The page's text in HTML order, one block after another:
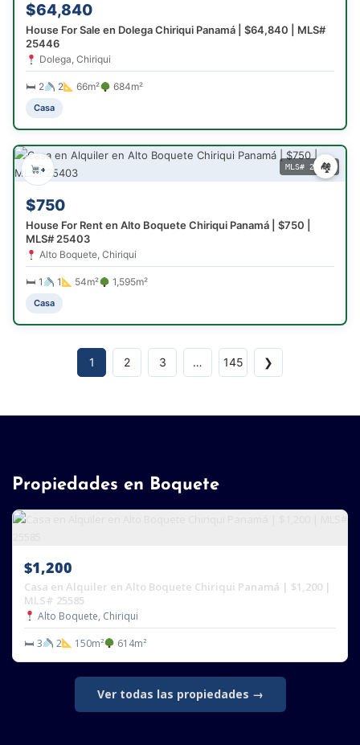
$64,840
House For Sale en Dolega Chiriqui Panamá | $64,840 | MLS#
25446
Dolega, Chiriqui
🛏 2 2 66m² 684m²
Casa
MLS# 25403
🏘
$750
House For Rent en Alto Boquete Chiriqui Panamá | $750 |
MLS# 25403
Alto Boquete, Chiriqui
🛏 1 1 54m² 1,595m²
Casa
+
1 2 3 … 145 ❯
Propiedades en Boquete
$1,200
Casa en Alquiler en Alto Boquete Chiriqui Panamá | $1,200 |
MLS# 25585
Alto Boquete, Chiriqui
🛏 3
2 150m² 614m²
Ver todas las propiedades →